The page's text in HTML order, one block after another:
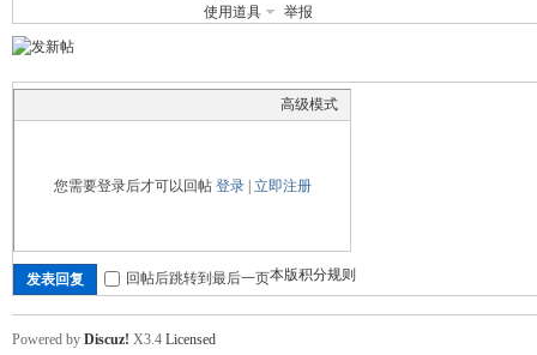
使用道具
举报
高级模式
您需要登录后才可以回帖 登录| 立即注册
本版积分规则
发表回复 回帖后跳转到最后一页
Powered by Discuz! X3.4 Licensed